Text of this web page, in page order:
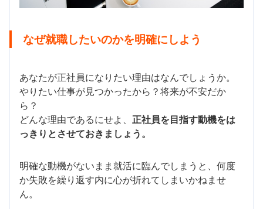
なぜ就職したいのかを明確にしよう
あなたが正社員になりたい理由はなんでしょうか。
やりたい仕事が見つかったから？将来が不安だか
ら？
どんな理由であるにせよ、 正社員を目指す動機をは
っきりとさせておきましょう。
明確な動機がないまま就活に臨んでしまうと、何度
か失敗を繰り返す内に心が折れてしまいかねませ
ん。